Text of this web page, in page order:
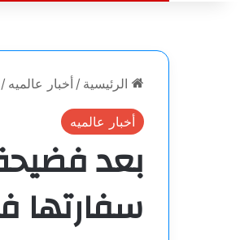
الرئيسية / أخبار عالميه /
أخبار عالميه
بعد